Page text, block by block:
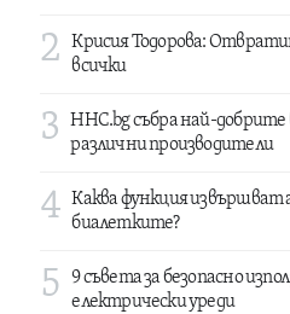
2
Крисия Тодорова:
всички
3
HHC.bg събра най-добрите
различни производители
4 Каква функция извършват
биалетките?
5
9 съвета за безопасно
електрически уреди